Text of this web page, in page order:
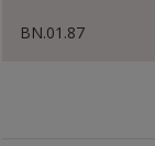
BN.01.87